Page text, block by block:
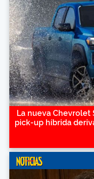
La nueva Chevrolet
pick-up híbrida